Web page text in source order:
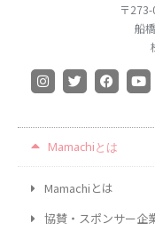
〒
船
Mamachiとは
Mamachiとは
協賛・スポンサー企